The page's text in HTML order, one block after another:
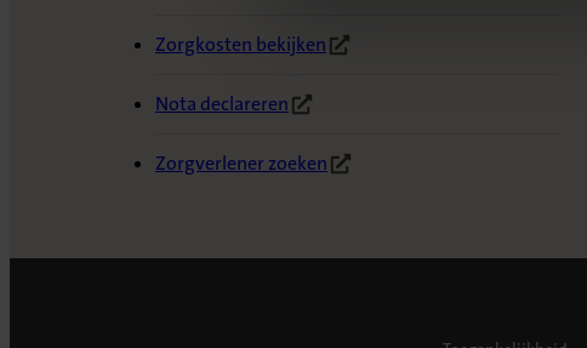
Zorgkosten bekijken
(Opent in nieuw tabblad)
Nota declareren
(Opent in nieuw tabblad)
Zorgverlener zoeken
(Opent in nieuw tabblad)